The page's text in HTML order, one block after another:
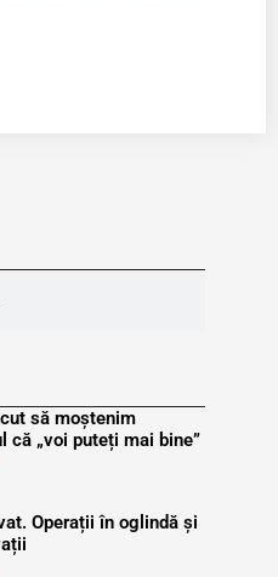
să moștenim
că „voi puteți mai bine”
Operații în oglindă și